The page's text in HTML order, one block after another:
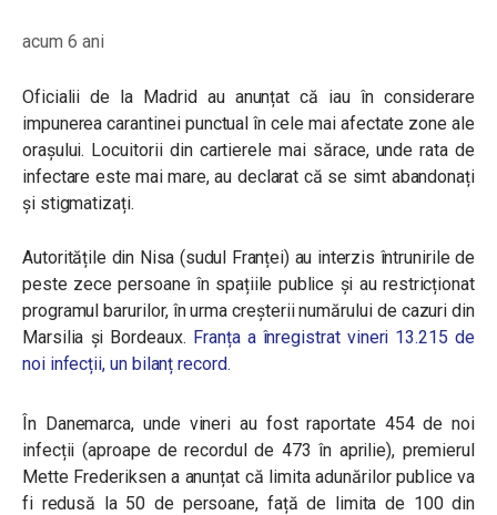
acum 6 ani
Oficialii de la Madrid au anunțat că iau în considerare
impunerea carantinei punctual în cele mai afectate zone ale
orașului. Locuitorii din cartierele mai sărace, unde rata de
infectare este mai mare, au declarat că se simt abandonați
și stigmatizați.
Autoritățile din Nisa (sudul Franței) au interzis întrunirile de
peste zece persoane în spațiile publice și au restricționat
programul barurilor, în urma creșterii numărului de cazuri din
Marsilia și Bordeaux. Franța a înregistrat vineri 13.215 de
noi infecții, un bilanț record.
În Danemarca, unde vineri au fost raportate 454 de noi
infecții (aproape de recordul de 473 în aprilie), premierul
Mette Frederiksen a anunțat că limita adunărilor publice va
fi redusă la 50 de persoane, față de limita de 100 din